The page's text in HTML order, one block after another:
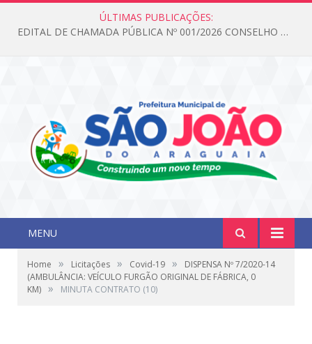
ÚLTIMAS PUBLICAÇÕES:
EDITAL DE CHAMADA PÚBLICA Nº 001/2026 CONSELHO DOS DIREITOS DA CRIANÇA E DO ADOLESCENTE
MENU
Home » Licitações » Covid-19 »
DISPENSA Nº 7/2020-14
(AMBULÂNCIA: VEÍCULO FURGÃO ORIGINAL DE FÁBRICA, 0
KM) » MINUTA CONTRATO (10)